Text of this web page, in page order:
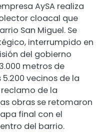
AySA realiza
cloacal que
San Miguel. Se
interrumpido en
del gobierno
metros de
vecinos de la
de la
obras se retomaron
final con el
del barrio.